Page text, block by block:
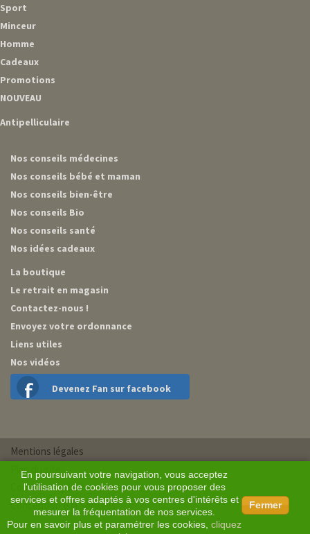
Sport
Minceur
Homme
Cadeaux
Promotions
NOUVEAU
Antipelliculaire
Nos conseils médecines
Nos conseils bébé et maman
Nos conseils bien-être
Nos conseils Bio
Nos conseils santé
Nos idées cadeaux
La boutique
Le retrait en magasin
Contactez-nous !
Envoyez votre ordonnance
Liens utiles
Nos vidéos
Devenez Fan sur facebook
En poursuivant votre navigation, vous acceptez
l'utilisation de cookies pour vous proposer des
services et offres adaptés à vos centres d'intérêts et
mesurer la fréquentation de nos services.
Pour en savoir plus et paramétrer les cookies, cliquez
Fermer
Mentions légales
Plan du site
Conditions générales de vente
Conception BM Services